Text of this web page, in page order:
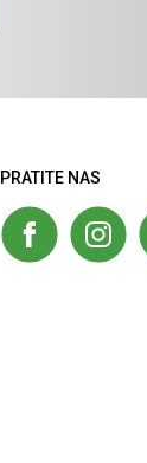
PRATITE NAS